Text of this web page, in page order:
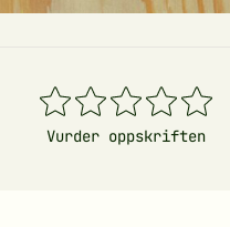
1
stjerner
2
stjerner
3
stjerner
4
stjerner
5
stjerner
Vurder oppskriften